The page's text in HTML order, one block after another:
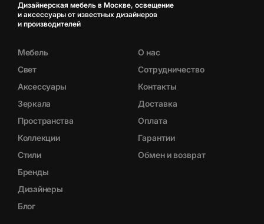
Дизайнерская мебель в Москве, освещение
и аксессуары от известных дизайнеров
и производителей
Мебель
Свет
Аксессуары
Зеркала
Пространства
Коллекции
Стили
Бренды
Дизайнеры
Блог
О нас
Сотрудничество
Контакты
Доставка
Оплата
Гарантии
Обмен и возврат